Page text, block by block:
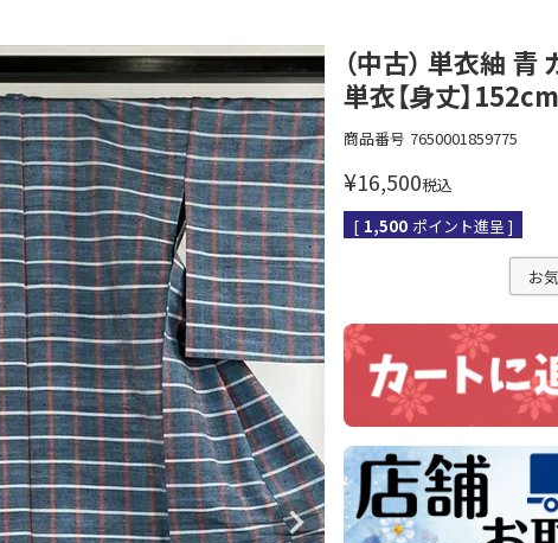
（中古） 単衣紬 青
単衣【身丈】
商品番号 7650001859775
¥16,500税込
[ 1,500 ポイント進呈 ]
お